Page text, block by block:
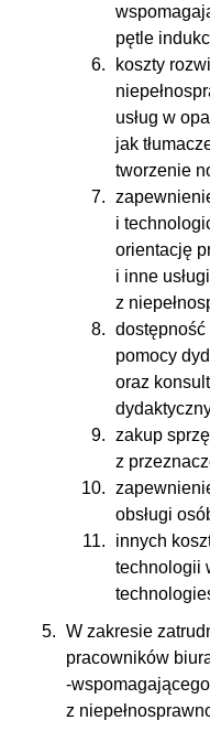
pętle
koszty
usług w
jak
tworzenie
i
orientację
i inne
z
pomocy
oraz
zakup
z
obsługi
innych
technologii
W zakresie
pracowników
-
z